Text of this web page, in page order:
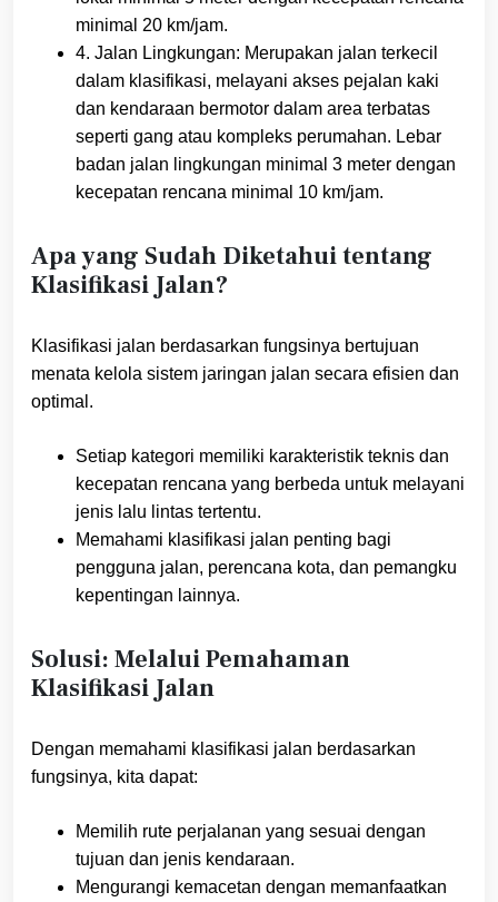
minimal 20 km/jam.
4. Jalan Lingkungan: Merupakan jalan terkecil
dalam klasifikasi, melayani akses pejalan kaki
dan kendaraan bermotor dalam area terbatas
seperti gang atau kompleks perumahan. Lebar
badan jalan lingkungan minimal 3 meter dengan
kecepatan rencana minimal 10 km/jam.
Apa yang Sudah Diketahui tentang
Klasifikasi Jalan?
Klasifikasi jalan berdasarkan fungsinya bertujuan
menata kelola sistem jaringan jalan secara efisien dan
optimal.
Setiap kategori memiliki karakteristik teknis dan
kecepatan rencana yang berbeda untuk melayani
jenis lalu lintas tertentu.
Memahami klasifikasi jalan penting bagi
pengguna jalan, perencana kota, dan pemangku
kepentingan lainnya.
Solusi: Melalui Pemahaman
Klasifikasi Jalan
Dengan memahami klasifikasi jalan berdasarkan
fungsinya, kita dapat:
Memilih rute perjalanan yang sesuai dengan
tujuan dan jenis kendaraan.
Mengurangi kemacetan dengan memanfaatkan